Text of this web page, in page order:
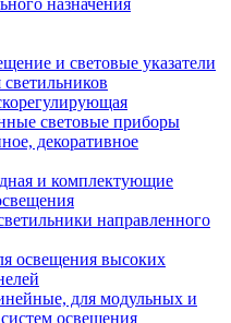
назначения
и световые указатели
световые приборы
декоративное
и комплектующие
направленного
освещения высоких
для модульных и
освещения